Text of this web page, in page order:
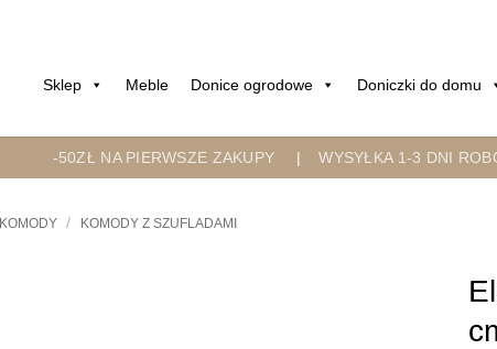
Sklep Meble Donice ogrodowe Doniczki do domu
-50ZŁ NA PIERWSZE ZAKUPY |WYSYŁKA 1-3 DNI
KOMODY / KOMODY Z SZUFLADAMI